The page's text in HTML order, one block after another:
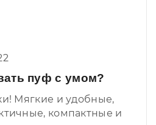
пуф с умом?
Мягкие и удобные,
компактные и